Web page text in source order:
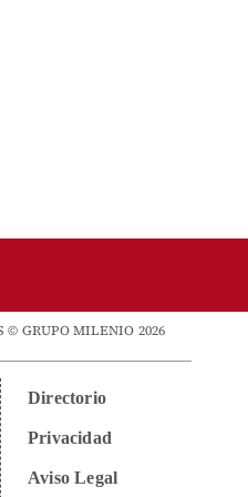
© GRUPO MILENIO 2026
Directorio
Privacidad
Aviso Legal